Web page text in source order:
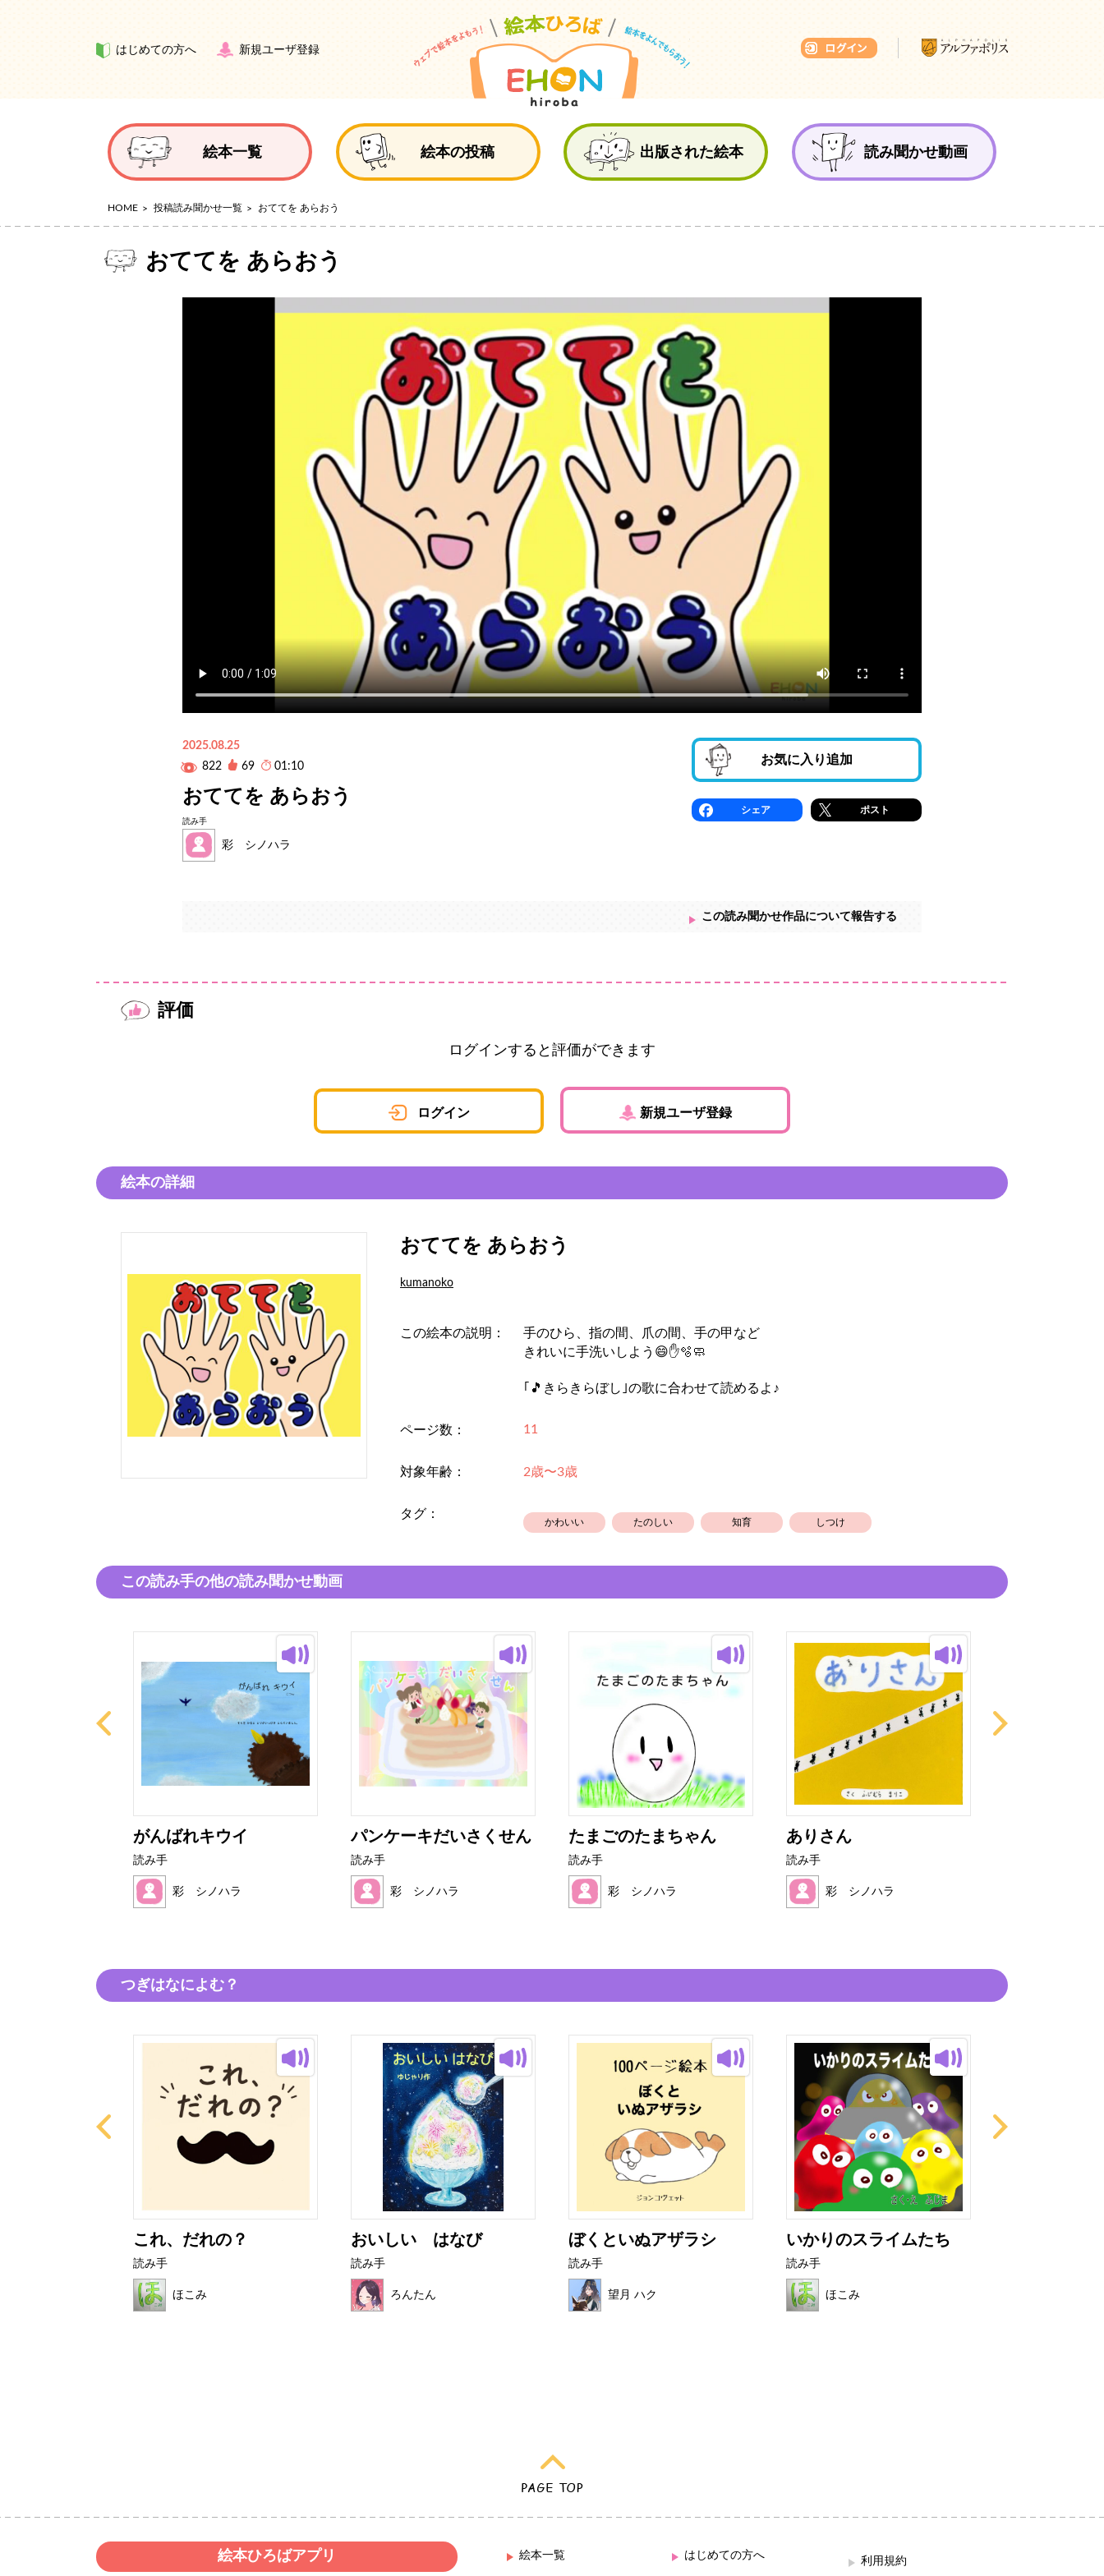
はじめての方へ 新規ユーザ登録
絵本一覧 絵本の投稿 出版された絵本 読み聞かせ動画
HOME 投稿読み聞かせ一覧 おててを あらおう
おててを あらおう
2025.08.25
822
69 01:10
おててを あらおう
読み手
彩 シノハラ
お気に入り追加
シェア ポスト
この読み聞かせ作品について報告する
評価
ログインすると評価ができます
ログイン 新規ユーザ登録
絵本の詳細
おててを あらおう
kumanoko
この絵本の説明：
手のひら、指の間、爪の間、手の甲など
きれいに手洗いしよう😄✋🫧🧼
｢🎵きらきらぼし｣の歌に合わせて読めるよ♪
ページ数： 11
対象年齢： 2歳〜3歳
タグ：
かわいい たのしい 知育 しつけ
この読み手の他の読み聞かせ動画
がんばれキウイ
読み手
彩 シノハラ
パンケーキだいさくせん
読み手
彩 シノハラ
たまごのたまちゃん
読み手
彩 シノハラ
ありさん
読み手
彩 シノハラ
つぎはなによむ？
これ、だれの？
読み手
ほこみ
おいしい はなび
読み手
ろんたん
ぼくといぬアザラシ
読み手
望月 ハク
いかりのスライムたち
読み手
ほこみ
絵本ひろばアプリ 絵本一覧 はじめての方へ 利用規約